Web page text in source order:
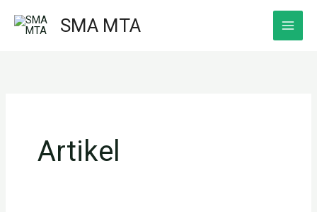
SMA MTA
Artikel